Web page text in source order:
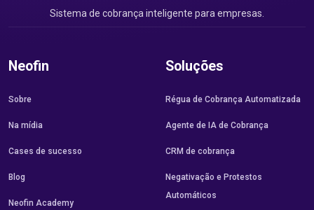
Sistema de cobrança inteligente para empresas.
Neofin
Sobre
Na mídia
Cases de sucesso
Blog
Neofin Academy
Soluções
Régua de Cobrança Automatizada
Agente de IA de Cobrança
CRM de cobrança
Negativação e Protestos
Automáticos